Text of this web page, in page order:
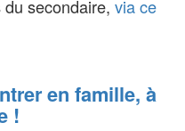
secondaire, via ce
en famille, à
!